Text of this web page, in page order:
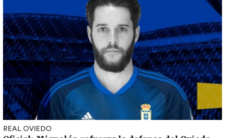
REAL OVIEDO